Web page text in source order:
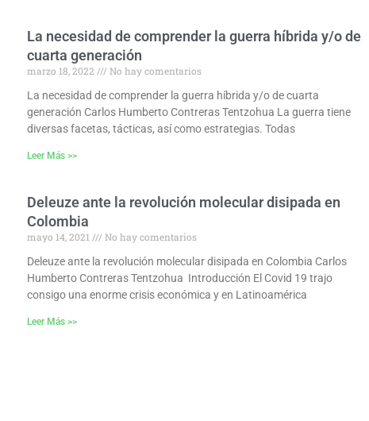
La necesidad de comprender la guerra híbrida y/o de
cuarta generación
marzo 18, 2022
No hay comentarios
La necesidad de comprender la guerra híbrida y/o de cuarta
generación Carlos Humberto Contreras Tentzohua La guerra tiene
diversas facetas, tácticas, así como estrategias. Todas
Leer Más >>
Deleuze ante la revolución molecular disipada en
Colombia
mayo 14, 2021
No hay comentarios
Deleuze ante la revolución molecular disipada en Colombia Carlos
Humberto Contreras Tentzohua Introducción El Covid 19 trajo
consigo una enorme crisis económica y en Latinoamérica
Leer Más >>